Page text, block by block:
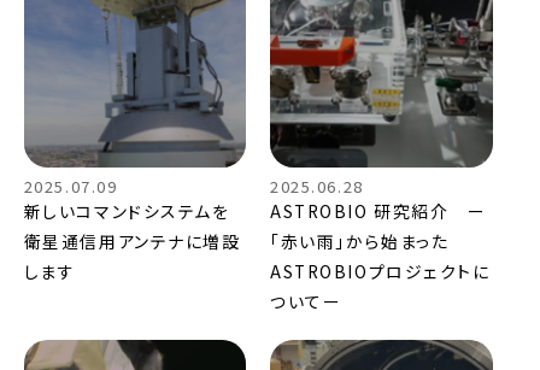
2025.07.09
新しいコマンドシステムを
衛星通信用アンテナに増設
します
2025.06.28
ASTROBIO 研究紹介 ー
「赤い雨」から始まった
ASTROBIOプロジェクトに
ついてー